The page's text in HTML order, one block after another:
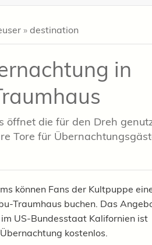
» destination
in
öffnet die für den Dreh
Tore für
können Fans der Kultpuppe
Traumhaus buchen. Das
US-Bundesstaat Kalifornien ist
kostenlos.